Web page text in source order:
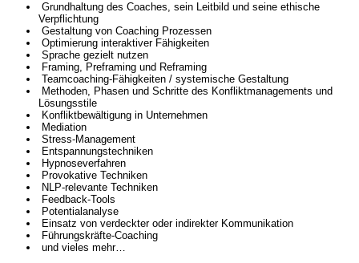
Grundhaltung des Coaches, sein Leitbild und seine ethische
Verpflichtung
Gestaltung von Coaching Prozessen
Optimierung interaktiver Fähigkeiten
Sprache gezielt nutzen
Framing, Preframing und Reframing
Teamcoaching-Fähigkeiten / systemische Gestaltung
Methoden, Phasen und Schritte des Konfliktmanagements und
Lösungsstile
Konfliktbewältigung in Unternehmen
Mediation
Stress-Management
Entspannungstechniken
Hypnoseverfahren
Provokative Techniken
NLP-relevante Techniken
Feedback-Tools
Potentialanalyse
Einsatz von verdeckter oder indirekter Kommunikation
Führungskräfte-Coaching
und vieles mehr…